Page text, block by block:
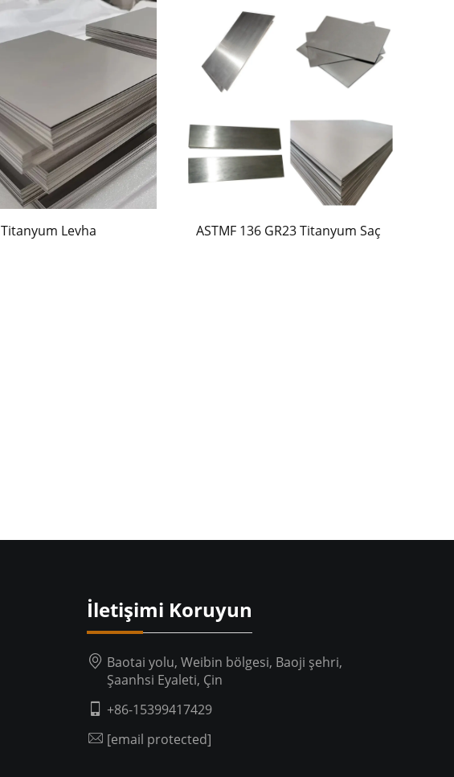
Titanyum Levha ASTMF 136 GR23 Titanyum Saç
İletişimi Koruyun
Baotai yolu, Weibin bölgesi, Baoji şehri,
Şaanhsi Eyaleti, Çin
+86-15399417429
[email protected]